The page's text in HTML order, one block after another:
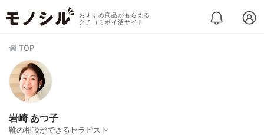
おすすめ商品がもらえる
クチコミポイ活サイト
TOP
岩崎 あつ子
靴の相談ができるセラピスト